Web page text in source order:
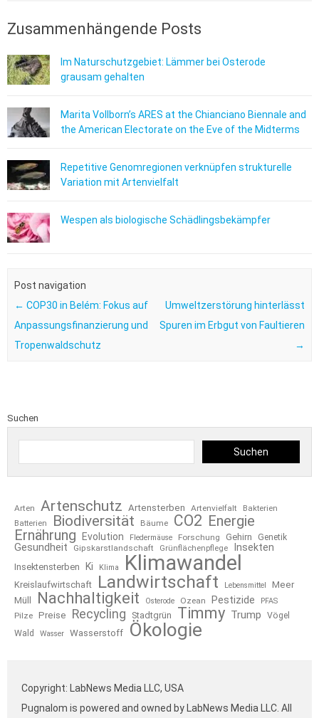
Zusammenhängende Posts
Im Naturschutzgebiet: Lämmer bei Osterode
grausam gehalten
Marita Vollborn’s ARES at the Chianciano Biennale and
the American Electorate on the Eve of the Midterms
Repetitive Genomregionen verknüpfen strukturelle
Variation mit Artenvielfalt
Wespen als biologische Schädlingsbekämpfer
Post navigation
← COP30 in Belém: Fokus auf
Anpassungsfinanzierung und
Tropenwaldschutz
Umweltzerstörung hinterlässt
Spuren im Erbgut von Faultieren
→
Suchen
Suchen
Arten Artenschutz Artensterben Artenvielfalt
Bakterien
Batterien
Biodiversität Bäume CO2 Energie
Ernährung
Evolution Fledermäuse Forschung Gehirn Genetik
Gesundheit Gipskarstlandschaft Grünflächenpflege Insekten
Insektensterben Ki Klima Klimawandel
Kreislaufwirtschaft Landwirtschaft Lebensmittel
Meer
Müll
Nachhaltigkeit Osterode Ozean Pestizide PFAS
Pilze Preise Recycling Stadtgrün Timmy Trump
Vögel
Wald
Wasser Wasserstoff Ökologie
Copyright: LabNews Media LLC, USA
Pugnalom is powered and owned by LabNews Media LLC. All